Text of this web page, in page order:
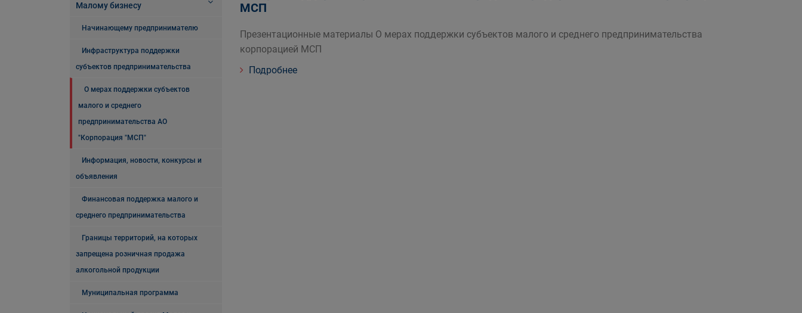
Малому бизнесу
Начинающему предпринимателю
Инфраструктура поддержки
субъектов предпринимательства
О мерах поддержки субъектов
малого и среднего
предпринимательства АО
"Корпорация "МСП"
Информация, новости, конкурсы и
объявления
Финансовая поддержка малого и
среднего предпринимательства
Границы территорий, на которых
запрещена розничная продажа
алкогольной продукции
Муниципальная программа
МСП
Презентационные материалы О мерах поддержки субъектов малого и среднего предпринимательства
корпорацией МСП
Подробнее